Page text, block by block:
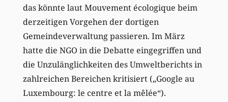
das könnte laut Mouvement écologique beim
derzeitigen Vorgehen der dortigen
Gemeindeverwaltung passieren. Im März
hatte die NGO in die Debatte eingegriffen und
die Unzulänglichkeiten des Umweltberichts in
zahlreichen Bereichen kritisiert („Google au
Luxembourg: le centre et la mêlée“).